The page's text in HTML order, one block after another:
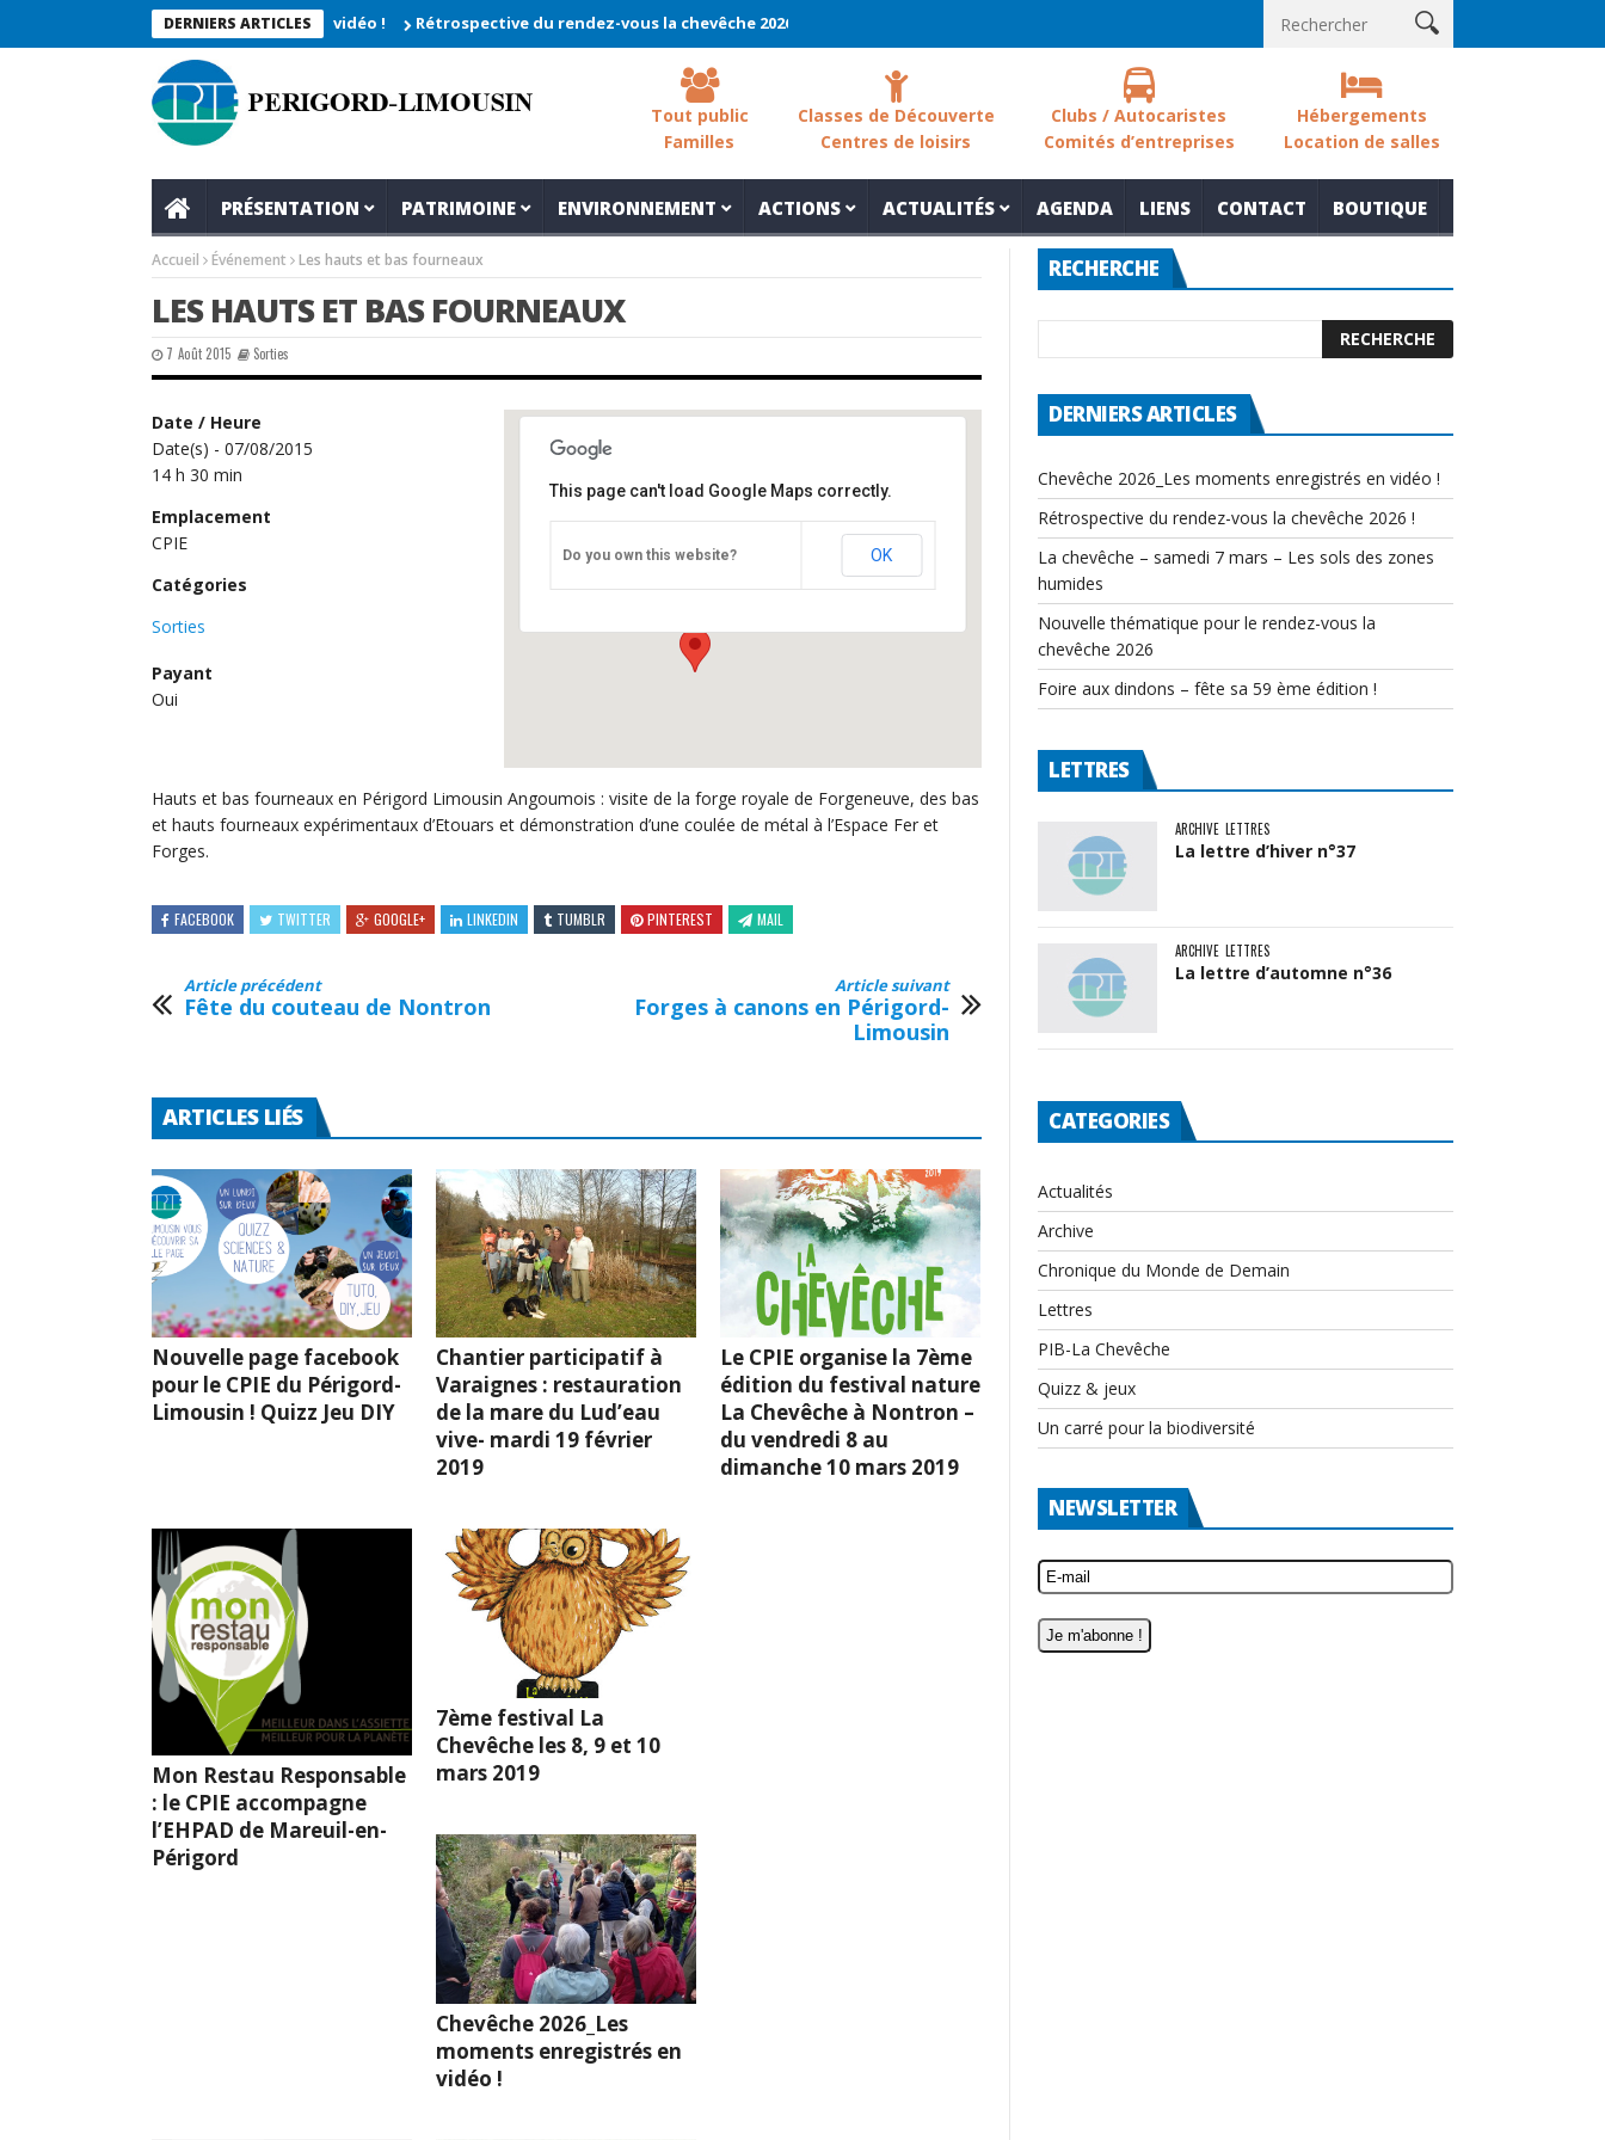
DERNIERS ARTICLES
2026_Les moments enregistrés en vidéo ! Rétrospective du rendez-vous la chevêche 2026 ! Nouvelle thématique pour le rendez-
Tout public
Familles
Classes de Découverte
Centres de loisirs
Clubs / Autocaristes
Comités d’entreprises
Hébergements
Location de salles
PRÉSENTATION PATRIMOINE ENVIRONNEMENT ACTIONS ACTUALITÉS AGENDA LIENS CONTACT BOUTIQUE
Accueil Événement Les hauts et bas fourneaux
LES HAUTS ET BAS FOURNEAUX
7 Août 2015 Sorties
CPIE
Château - Varaignes
This page can't load Google Maps correctly.
Do you own this website? OK
Date / Heure
Date(s) - 07/08/2015
14 h 30 min
Emplacement
CPIE
Catégories
Sorties
Payant
Oui
Hauts et bas fourneaux en Périgord Limousin Angoumois : visite de la forge royale de Forgeneuve, des bas
et hauts fourneaux expérimentaux d’Etouars et démonstration d’une coulée de métal à l’Espace Fer et
Forges.
FACEBOOK TWITTER GOOGLE+ LINKEDIN TUMBLR PINTEREST MAIL
Article précédent
Fête du couteau de Nontron
Article suivant
Forges à canons en Périgord-
Limousin
ARTICLES LIÉS
Nouvelle page facebook
pour le CPIE du Périgord-
Limousin ! Quizz Jeu DIY
Chantier participatif à
Varaignes : restauration
de la mare du Lud’eau
vive- mardi 19 février
2019
Le CPIE organise la 7ème
édition du festival nature
La Chevêche à Nontron –
du vendredi 8 au
dimanche 10 mars 2019
Mon Restau Responsable
: le CPIE accompagne
l’EHPAD de Mareuil-en-
Périgord
7ème festival La
Chevêche les 8, 9 et 10
mars 2019
Chevêche 2026_Les
moments enregistrés en
vidéo !
RECHERCHE
DERNIERS ARTICLES
Chevêche 2026_Les moments enregistrés en vidéo !
Rétrospective du rendez-vous la chevêche 2026 !
La chevêche – samedi 7 mars – Les sols des zones
humides
Nouvelle thématique pour le rendez-vous la
chevêche 2026
Foire aux dindons – fête sa 59 ème édition !
LETTRES
ARCHIVE LETTRES
La lettre d’hiver n°37
ARCHIVE LETTRES
La lettre d’automne n°36
CATEGORIES
Actualités
Archive
Chronique du Monde de Demain
Lettres
PIB-La Chevêche
Quizz & jeux
Un carré pour la biodiversité
NEWSLETTER